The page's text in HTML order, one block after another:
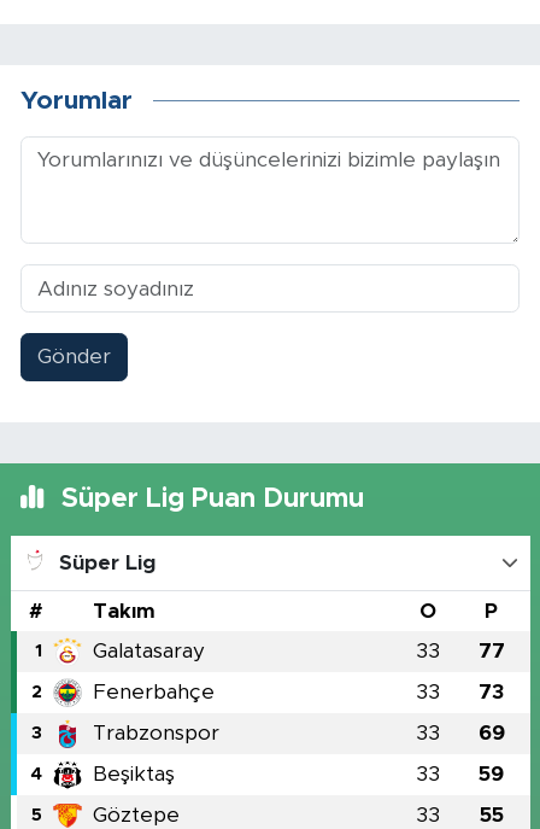
Yorumlar
Gönder
Süper Lig Puan Durumu
Süper Lig
# Takım O P
1 Galatasaray 33 77
2 Fenerbahçe 33 73
3 Trabzonspor 33 69
4 Beşiktaş 33 59
5 Göztepe 33 55